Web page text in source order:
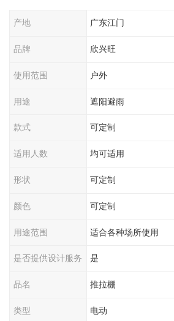
产地 广东江门
品牌 欣兴旺
使用范围 户外
用途 遮阳避雨
款式 可定制
适用人数 均可适用
形状 可定制
颜色 可定制
用途范围 适合各种场所使用
是否提供设计服务 是
品名 推拉棚
类型 电动